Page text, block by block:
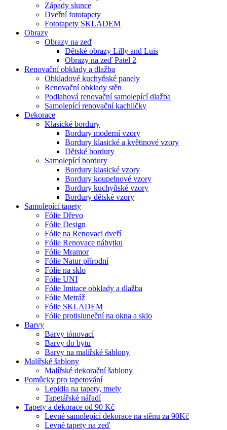
Západy slunce
Dveřní fototapety
Fototapety SKLADEM
Obrazy
Obrazy na zeď
Dětské obrazy Lilly and Luis
Obrazy na zeď Patel 2
Renovační obklady a dlažba
Obkladové kuchyňské panely
Renovační obklady stěn
Podlahová renovační samolepící dlažba
Samolepící renovační kachličky
Dekorace
Klasické bordury
Bordury moderní vzory
Bordury klasické a květinové vzory
Dětské bordury
Samolepící bordury
Bordury klasické vzory
Bordury koupelnové vzory
Bordury kuchyňské vzory
Bordury dětské vzory
Samolepící tapety
Fólie Dřevo
Fólie Design
Fólie na Renovaci dveří
Fólie Renovace nábytku
Fólie Mramor
Fólie Natur přírodní
Fólie na sklo
Fólie UNI
Fólie Imitace obklady a dlažba
Fólie Metráž
Fólie SKLADEM
Fólie protisluneční na okna a sklo
Barvy
Barvy tónovací
Barvy do bytu
Barvy na malířské šablony
Malířské šablony
Malířské dekorační šablony
Pomůcky pro tapetování
Lepidla na tapety, tmely
Tapetářské nářadí
Tapety a dekorace od 90 Kč
Levné samolepící dekorace na stěnu za 90Kč
Levné tapety na zeď